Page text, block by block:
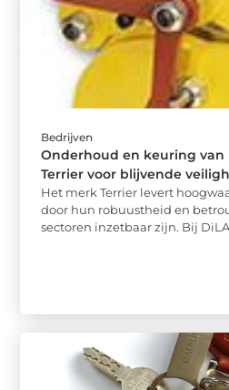
Bedrijven
Onderhoud en keuring van
Terrier voor blijvende
Het merk Terrier levert
door hun robuustheid en
sectoren inzetbaar zijn. Bij